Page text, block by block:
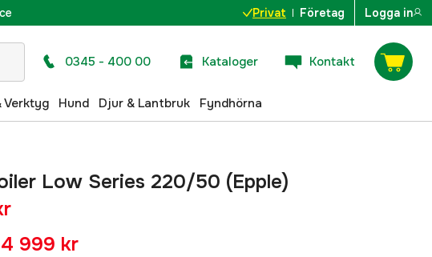
Privat Företag Logga in
0345 - 400 00 Kataloger Kontakt
Verktyg Hund Djur & Lantbruk Fyndhörna
Low Series 220/50 (Epple)
999 kr